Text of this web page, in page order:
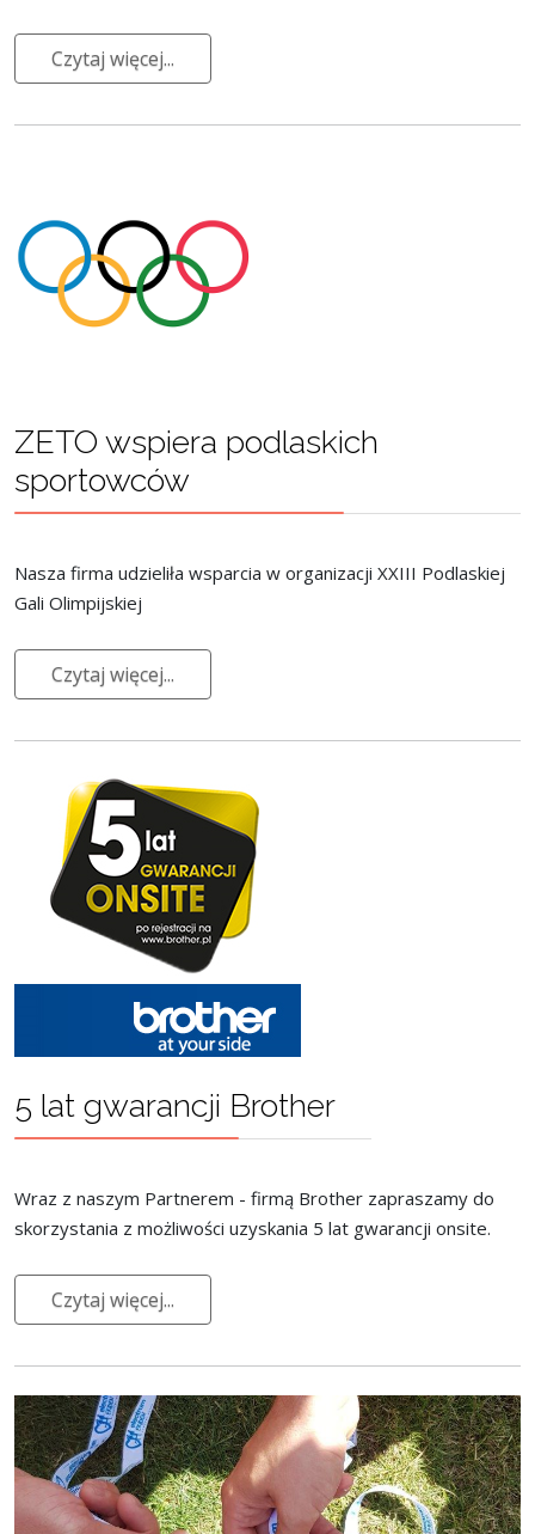
Czytaj więcej...
ZETO wspiera podlaskich
sportowców
Nasza firma udzieliła wsparcia w organizacji XXIII Podlaskiej
Gali Olimpijskiej
Czytaj więcej...
5 lat gwarancji Brother
Wraz z naszym Partnerem - firmą Brother zapraszamy do
skorzystania z możliwości uzyskania 5 lat gwarancji onsite.
Czytaj więcej...